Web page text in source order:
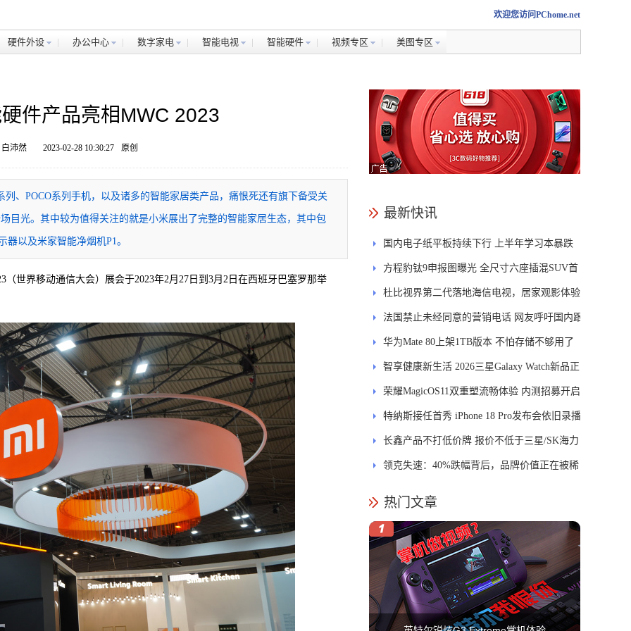
欢迎您访问PChome.net
硬件外设 办公中心 数字家电 智能电视 智能硬件 视频专区 美图专区
件产品亮相MWC 2023
沛然 2023-02-28 10:30:27 原创
、POCO系列手机，以及诸多的智能家居类产品，痛恨死还有旗下备受关
目光。其中较为值得关注的就是小米展出了完整的智能家居生态，其中包
以及米家智能净烟机P1。
（世界移动通信大会）展会于2023年2月27日到3月2日在西班牙巴塞罗那举
最新快讯
国内电子纸平板持续下行 上半年学习本暴跌
84.6%
方程豹钛9申报图曝光 全尺寸六座插混SUV首
发DMS
杜比视界第二代落地海信电视，居家观影体验
能迎来哪些升级？
法国禁止未经同意的营销电话 网友呼吁国内跟
进
华为Mate 80上架1TB版本 不怕存储不够用了
智享健康新生活 2026三星Galaxy Watch新品正
式开售
荣耀MagicOS11双重塑流畅体验 内测招募开启
特纳斯接任首秀 iPhone 18 Pro发布会依旧录播
长鑫产品不打低价牌 报价不低于三星/SK海力
士
领克失速：40%跌幅背后，品牌价值正在被稀
热门文章